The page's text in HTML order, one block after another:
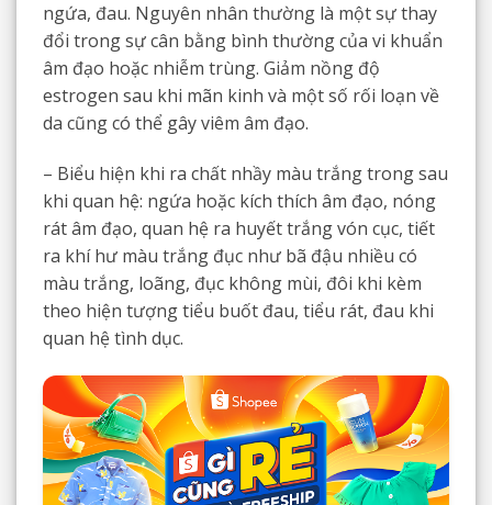
ngứa, đau. Nguyên nhân thường là một sự thay
đổi trong sự cân bằng bình thường của vi khuẩn
âm đạo hoặc nhiễm trùng. Giảm nồng độ
estrogen sau khi mãn kinh và một số rối loạn về
da cũng có thể gây viêm âm đạo.
– Biểu hiện khi ra chất nhầy màu trắng trong sau
khi quan hệ: ngứa hoặc kích thích âm đạo, nóng
rát âm đạo, quan hệ ra huyết trắng vón cục, tiết
ra khí hư màu trắng đục như bã đậu nhiều có
màu trắng, loãng, đục không mùi, đôi khi kèm
theo hiện tượng tiểu buốt đau, tiểu rát, đau khi
quan hệ tình dục.